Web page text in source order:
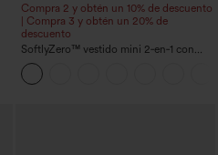
Compra 2 y obtén un 10% de descuento
| Compra 3 y obtén un 20% de
descuento
SoftlyZero™ vestido mini 2‑en‑1 con
escote en U aireado y bolsillos,
InstantCool, para baile y actividad —
facilísimo